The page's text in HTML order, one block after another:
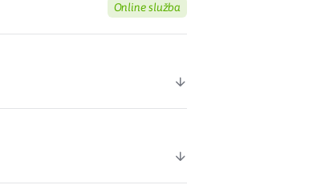
Online služba